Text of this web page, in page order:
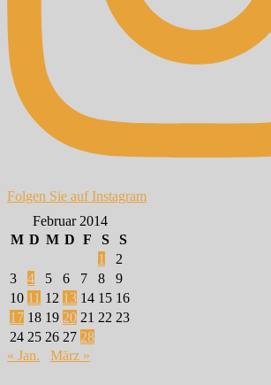
Folgen Sie auf Instagram
Februar 2014
M D M D F S
S
1
2
3
4 5 6 7 8
9
10 11 12 13 14 15 16
17 18 19 20 21 22 23
24 25 26 27 28
« Jan.
März »